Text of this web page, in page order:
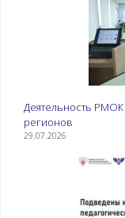
Деятельность РМОК
регионов
29.07.2026